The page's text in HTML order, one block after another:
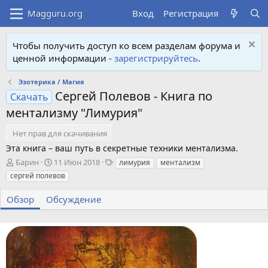
Вход Регистрация
Чтобы получить доступ ко всем разделам форума и
ценной информации - зарегистрируйтесь.
Эзотерика / Магия
Скачать Сергей Полевов - Книга по
ментализму "Лимурия"
Нет прав для скачивания
Эта книга – ваш путь в секретные техники ментализма.
А
в
т
о
р
Барин
Д
а
т
а
с
з
д
а
н
11 Июн 2018
Т лимурия
ментализм
сергей полевов
Обзор Обсуждение